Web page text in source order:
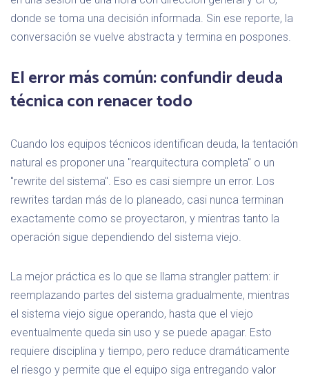
donde se toma una decisión informada. Sin ese reporte, la
conversación se vuelve abstracta y termina en pospones.
El error más común: confundir deuda
técnica con renacer todo
Cuando los equipos técnicos identifican deuda, la tentación
natural es proponer una "rearquitectura completa" o un
"rewrite del sistema". Eso es casi siempre un error. Los
rewrites tardan más de lo planeado, casi nunca terminan
exactamente como se proyectaron, y mientras tanto la
operación sigue dependiendo del sistema viejo.
La mejor práctica es lo que se llama strangler pattern: ir
reemplazando partes del sistema gradualmente, mientras
el sistema viejo sigue operando, hasta que el viejo
eventualmente queda sin uso y se puede apagar. Esto
requiere disciplina y tiempo, pero reduce dramáticamente
el riesgo y permite que el equipo siga entregando valor